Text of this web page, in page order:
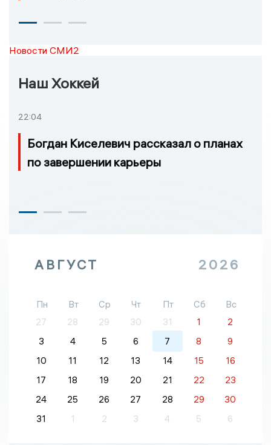
Новости СМИ2
Наш Хоккей
22:04
Богдан Киселевич рассказал о планах
по завершении карьеры
АВГУСТ 2026
Пн Вт Ср Чт Пт Сб
Вс
27
28 29 30 31 1
2
3
4 5 6 7 8
9
10
11 12 13 14 15
16
17
18 19 20 21 22
23
24
25 26 27 28 29
30
31
1 2 3 4 5 6